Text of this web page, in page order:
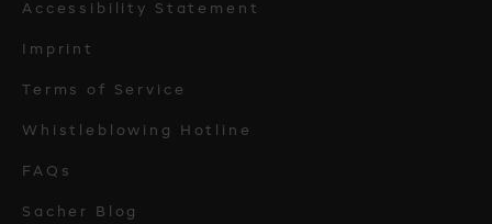
Accessibility Statement
Imprint
Terms of Service
Whistleblowing Hotline
FAQs
Sacher Blog